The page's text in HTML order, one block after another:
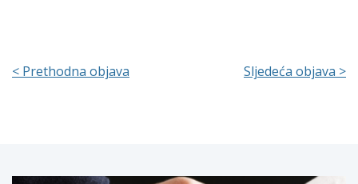
< Prethodna objava Sljedeća objava >